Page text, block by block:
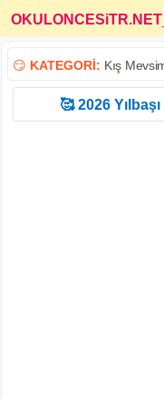
OKULONCESiTR.NET
😏 KATEGORİ: Kış
🥰 2026